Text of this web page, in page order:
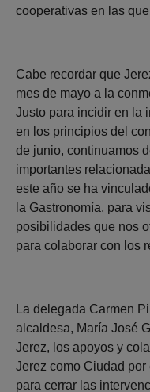
cooperativas en las
Cabe recordar que
mes de mayo a la
Justo para incidir en la
en los principios del
de junio, continuamos
importantes
este año se ha
la Gastronomía, para
posibilidades que nos
para colaborar con los
La delegada Carmen
alcaldesa, María José
Jerez, los apoyos y
Jerez como Ciudad
para cerrar las